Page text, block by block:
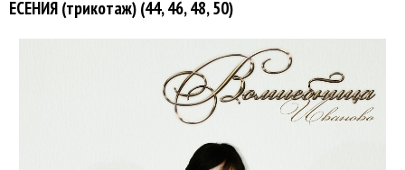
ЕСЕНИЯ (трикотаж) (44, 46, 48, 50)